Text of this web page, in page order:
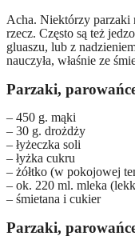
Acha. Niektórzy parzaki
rzecz. Często są też
gluaszu, lub z
nauczyła, właśnie ze
Parzaki,
– 450 g. mąki
– 30 g. drożdży
– łyżeczka soli
– łyżka cukru
– żółtko (w pokojowej
– ok. 220 ml. mleka
– śmietana i cukier
Parzaki,